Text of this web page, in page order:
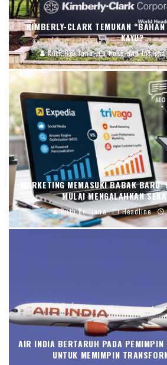
KIMBERLY-CLARK TEMUKAN
KAYU?
Ruth Berliana News and Insight
MARKETING MEMASUKI BABAK
MULAI MENGALAHKAN
Ruth Berliana Headline
AIR INDIA BERTARUH PADA
UNTUK MEMIMPIN